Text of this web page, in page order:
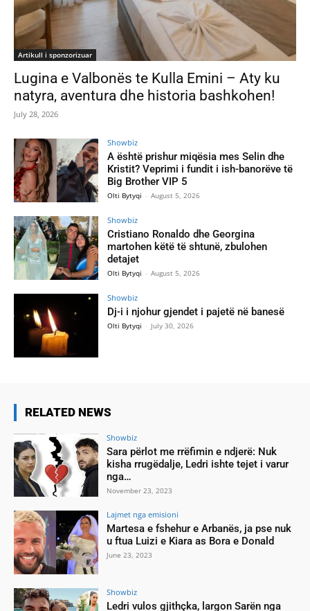
Artikull i sponzorizuar
Lugina e Valbonës te Kulla Emini – Aty ku
natyra, aventura dhe historia bashkohen!
July 28, 2026
Showbiz
A është prishur miqësia mes Selin dhe
Kristit? Veprimi i fundit i ish-banorëve të
Big Brother VIP 5
Olti Bytyqi - August 5, 2026
Showbiz
Cristiano Ronaldo dhe Georgina
martohen këtë të shtunë, zbulohen
detajet
Olti Bytyqi - August 5, 2026
Showbiz
Dj-i i njohur gjendet i pajetë në banesë
Olti Bytyqi - July 30, 2026
RELATED NEWS
Showbiz
Sara përlot me rrëfimin e ndjerë: Nuk
kisha rrugëdalje, Ledri ishte tejet i varur
nga…
November 23, 2023
Lajmet nga emisioni
Martesa e fshehur e Arbanës, ja pse nuk
u ftua Luizi e Kiara as Bora e Donald
June 23, 2023
Showbiz
Ledri vulos gjithçka, largon Sarën nga